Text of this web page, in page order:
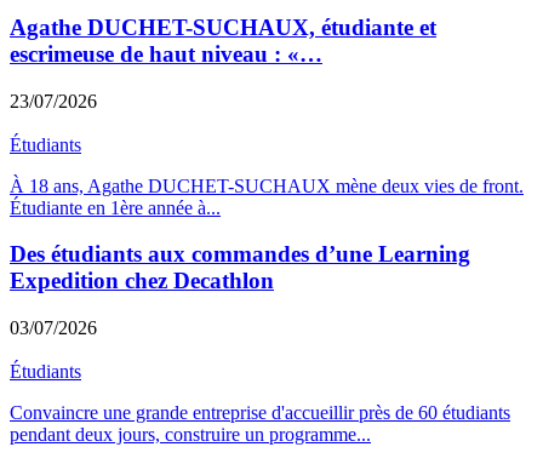
Agathe DUCHET-SUCHAUX, étudiante et
escrimeuse de haut niveau : «…
23/07/2026
Étudiants
À 18 ans, Agathe DUCHET-SUCHAUX mène deux vies de front.
Étudiante en 1ère année à...
Des étudiants aux commandes d’une Learning
Expedition chez Decathlon
03/07/2026
Étudiants
Convaincre une grande entreprise d'accueillir près de 60 étudiants
pendant deux jours, construire un programme...